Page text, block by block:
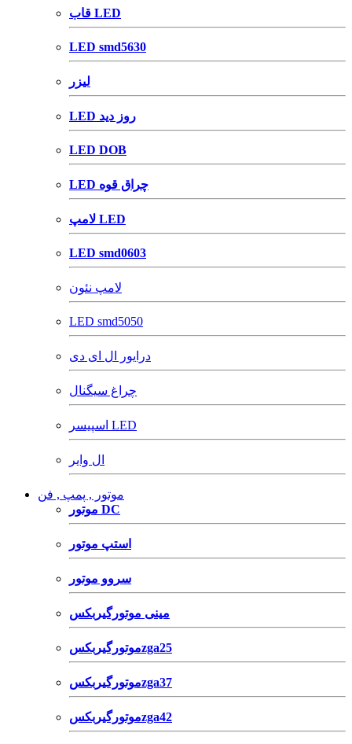
قاب LED
LED smd5630
لیزر
LED روز دید
LED DOB
LED چراق قوه
لامپ LED
LED smd0603
لامپ نئون
LED smd5050
درایور ال ای دی
چراغ سیگنال
اسپیسر LED
ال وایر
موتور , پمپ , فن
موتور DC
استپ موتور
سروو موتور
مینی موتورگیربکس
موتورگیربکسzga25
موتورگیربکسzga37
موتورگیربکسzga42